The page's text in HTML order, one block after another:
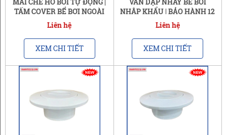
TẤM COVER BỂ BƠI NGOÀI
TRỜI
Liên hệ
XEM CHI TIẾT
NHẬP KHẨU | BẢO HÀNH 12
THÁNG
Liên hệ
XEM CHI TIẾT